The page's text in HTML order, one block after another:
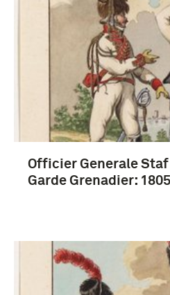
onbekend (2285)
Koninklijke Landmacht
Genie (298)
artillerie (168)
Meer
Officier Generale Staf
Garde Grenadier: